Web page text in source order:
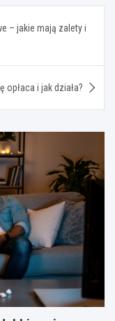
– jakie mają zalety i
opłaca i jak działa?